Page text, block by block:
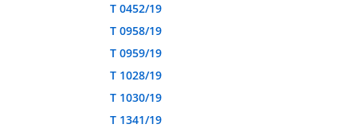
T 0452/19
T 0958/19
T 0959/19
T 1028/19
T 1030/19
T 1341/19